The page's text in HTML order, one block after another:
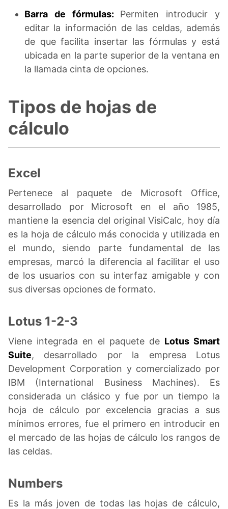
Barra de fórmulas: Permiten introducir y
editar la información de las celdas, además
de que facilita insertar las fórmulas y está
ubicada en la parte superior de la ventana en
la llamada cinta de opciones.
Tipos de hojas de
cálculo
Excel
Pertenece al paquete de Microsoft Office,
desarrollado por Microsoft en el año 1985,
mantiene la esencia del original VisiCalc, hoy día
es la hoja de cálculo más conocida y utilizada en
el mundo, siendo parte fundamental de las
empresas, marcó la diferencia al facilitar el uso
de los usuarios con su interfaz amigable y con
sus diversas opciones de formato.
Lotus 1-2-3
Viene integrada en el paquete de Lotus Smart
Suite, desarrollado por la empresa Lotus
Development Corporation y comercializado por
IBM (International Business Machines). Es
considerada un clásico y fue por un tiempo la
hoja de cálculo por excelencia gracias a sus
mínimos errores, fue el primero en introducir en
el mercado de las hojas de cálculo los rangos de
las celdas.
Numbers
Es la más joven de todas las hojas de cálculo,